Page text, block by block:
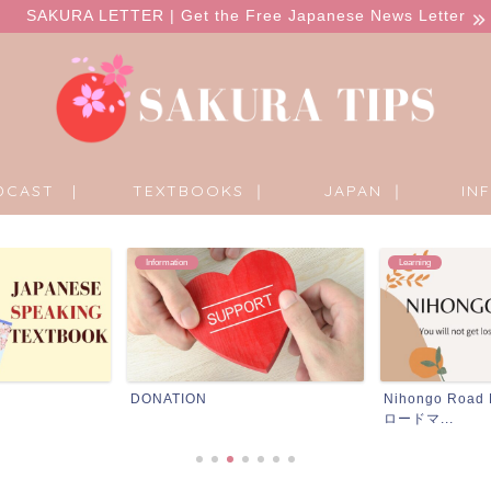
SAKURA LETTER | Get the Free Japanese News Letter
| TEXTBOOKS ｜ JAPAN ｜
Learning
Nihongo Road Map -日本語学習の
Information
SAKURA